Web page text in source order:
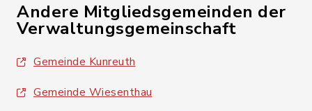
Andere Mitgliedsgemeinden der
Verwaltungsgemeinschaft
Gemeinde Kunreuth
Gemeinde Wiesenthau